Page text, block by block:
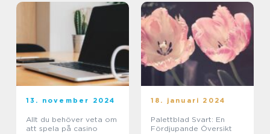
13. november 2024
Allt du behöver veta om
att spela på casino
18. januari 2024
Palettblad Svart: En
Fördjupande Översikt